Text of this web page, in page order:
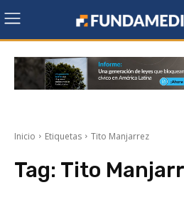
Inicio Etiquetas Tito Manjarrez
Tag: Tito